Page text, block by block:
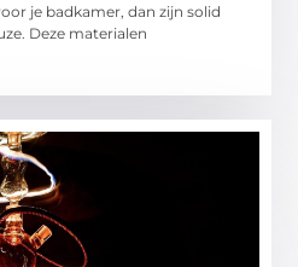
je badkamer, dan zijn solid
Deze materialen